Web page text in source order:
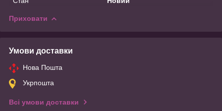
Приховати
Умови доставки
Нова Пошта
Укрпошта
Всі умови доставки